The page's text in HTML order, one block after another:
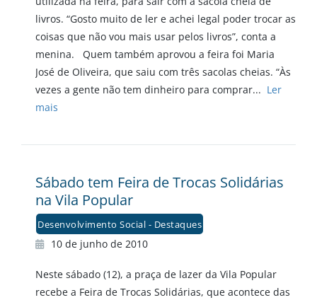
livros. “Gosto muito de ler e achei legal poder trocar as
coisas que não vou mais usar pelos livros”, conta a
menina. Quem também aprovou a feira foi Maria
José de Oliveira, que saiu com três sacolas cheias. “Às
vezes a gente não tem dinheiro para comprar... Ler
mais
Sábado tem Feira de Trocas Solidárias
na Vila Popular
Desenvolvimento Social - Destaques
10 de junho de 2010
Neste sábado (12), a praça de lazer da Vila Popular
recebe a Feira de Trocas Solidárias, que acontece das